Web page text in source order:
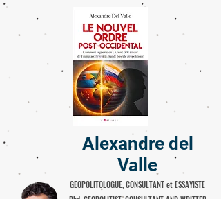
Alexandre del
Valle
GEOPOLITOLOGUE, CONSULTANT et ESSAYISTE